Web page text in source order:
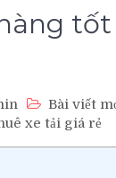
Bài viết
xe tải giá rẻ